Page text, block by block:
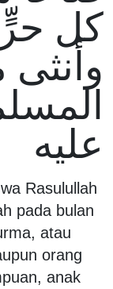
كل حرٍّ
عليه
Rasulullah
pada bulan
atau
orang
anak